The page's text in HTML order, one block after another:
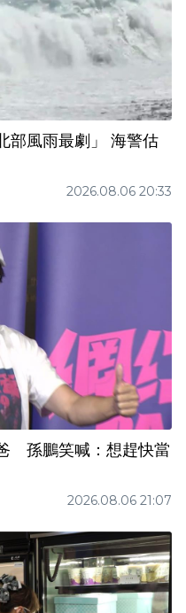
部風雨最劇」 海警估
2026.08.06 20:33
孫鵬笑喊：想趕快當
2026.08.06 21:07